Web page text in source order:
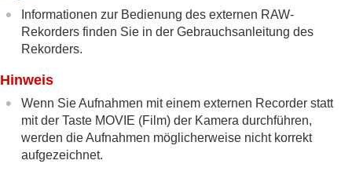
Informationen zur Bedienung des externen RAW-
Rekorders finden Sie in der Gebrauchsanleitung des
Rekorders.
Hinweis
Wenn Sie Aufnahmen mit einem externen Recorder statt
mit der Taste MOVIE (Film) der Kamera durchführen,
werden die Aufnahmen möglicherweise nicht korrekt
aufgezeichnet.